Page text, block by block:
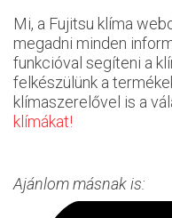
Mi, a Fujitsu klíma
megadni minden
funkcióval segíteni a
felkészülünk a
klímaszerelővel is a
klímákat!
Ajánlom másnak is: